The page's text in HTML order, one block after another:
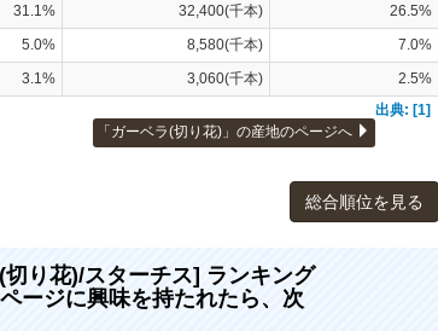
31.1% 32,400(千本)
26.5%
5.0% 8,580(千本)
7.0%
3.1% 3,060(千本)
2.5%
出典: [1]
「ガーベラ(切り花)」の産地のページへ
総合順位を見る
り花)/スターチス] ランキング
ージに興味を持たれたら、次